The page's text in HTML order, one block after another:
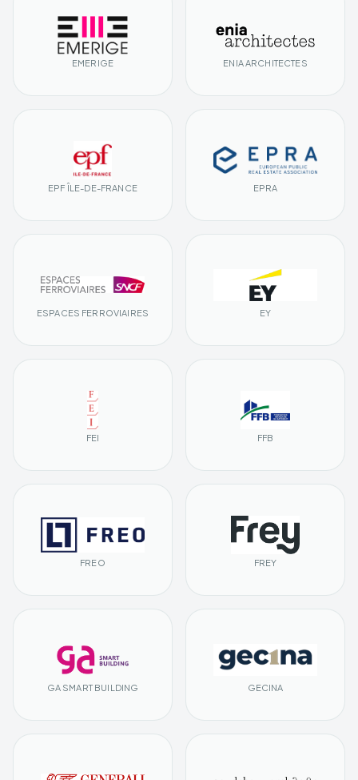
EMERIGE ENIA ARCHITECTES
EPF ÎLE-DE-FRANCE EPRA
ESPACES FERROVIAIRES EY
FEI FFB
FREO FREY
GA SMART BUILDING GECINA